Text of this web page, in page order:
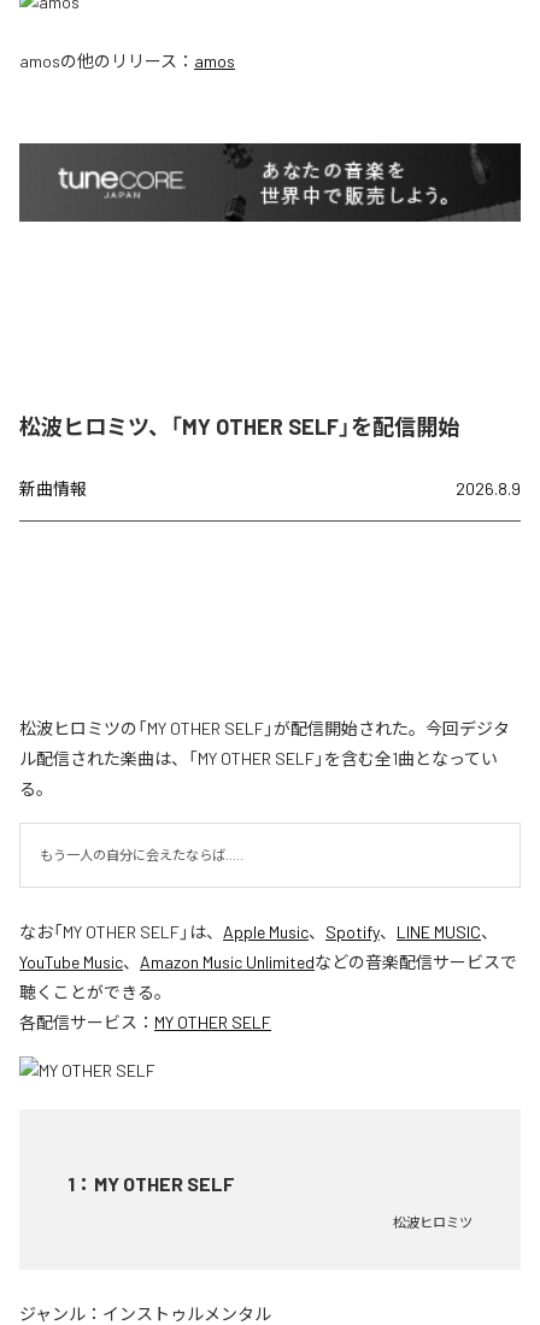
amosの他のリリース： amos
松波ヒロミツ、「MY OTHER SELF」を配信開始
新曲情報 2026.8.9
松波ヒロミツの「MY OTHER SELF」が配信開始された。今回デジタ
ル配信された楽曲は、「MY OTHER SELF」を含む全1曲となってい
る。
もう一人の自分に会えたならば.....
なお「MY OTHER SELF」は、 Apple Music、 Spotify、 LINE MUSIC、
YouTube Music、 Amazon Music Unlimitedなどの音楽配信サービスで
聴くことができる。
各配信サービス： MY OTHER SELF
1 ： MY OTHER SELF
松波ヒロミツ
ジャンル： インストゥルメンタル